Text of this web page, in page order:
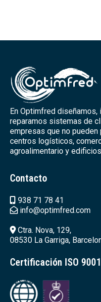
En Optimfred
reparamos sistemas de
empresas que no
centros logísticos,
agroalimentario y
Contacto
938 71 78 41
info@optimfred.com
Ctra. Nova, 129,
08530 La Garriga,
Certificación ISO 9001